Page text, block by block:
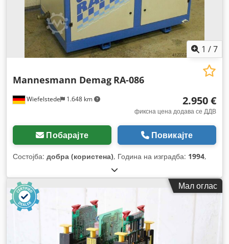
1 /7
Wiefelstede 1.648 km
Mannesmann Demag RA-086
2.950 €
фиксна цена додава се ДДВ
Побарајте Повикајте
Состојба: добра (користена), Година на изградба: 1994,
Мал оглас